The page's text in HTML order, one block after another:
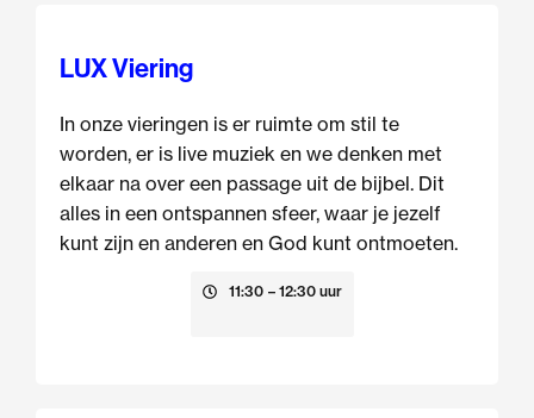
LUX Viering
In onze vieringen is er ruimte om stil te
worden, er is live muziek en we denken met
elkaar na over een passage uit de bijbel. Dit
alles in een ontspannen sfeer, waar je jezelf
kunt zijn en anderen en God kunt ontmoeten.
11:30 – 12:30 uur